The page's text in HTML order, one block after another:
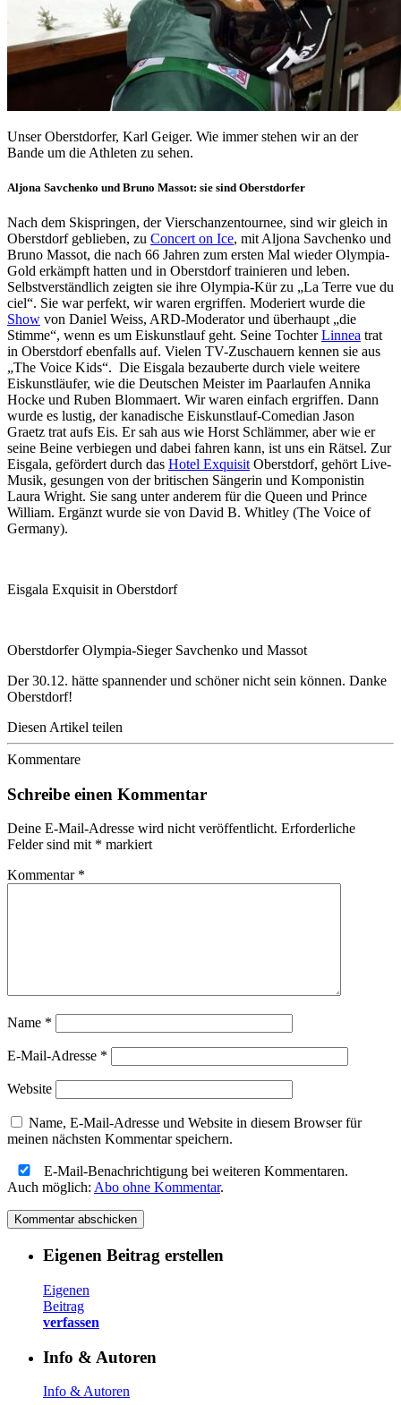
Unser Oberstdorfer, Karl Geiger. Wie immer stehen wir an der
Bande um die Athleten zu sehen.
Aljona Savchenko und Bruno Massot: sie sind Oberstdorfer
Nach dem Skispringen, der Vierschanzentournee, sind wir gleich in
Oberstdorf geblieben, zu Concert on Ice, mit Aljona Savchenko und
Bruno Massot, die nach 66 Jahren zum ersten Mal wieder Olympia-
Gold erkämpft hatten und in Oberstdorf trainieren und leben.
Selbstverständlich zeigten sie ihre Olympia-Kür zu „La Terre vue du
ciel“. Sie war perfekt, wir waren ergriffen. Moderiert wurde die
Show von Daniel Weiss, ARD-Moderator und überhaupt „die
Stimme“, wenn es um Eiskunstlauf geht. Seine TochterLinnea trat
in Oberstdorf ebenfalls auf. Vielen TV-Zuschauern kennen sie aus
„The Voice Kids“. Die Eisgala bezauberte durch viele weitere
Eiskunstläufer, wie die Deutschen Meister im Paarlaufen Annika
Hocke und Ruben Blommaert. Wir waren einfach ergriffen. Dann
wurde es lustig, der kanadische Eiskunstlauf-Comedian Jason
Graetz trat aufs Eis. Er sah aus wie Horst Schlämmer, aber wie er
seine Beine verbiegen und dabei fahren kann, ist uns ein Rätsel. Zur
Eisgala, gefördert durch das Hotel Exquisit Oberstdorf, gehört Live-
Musik, gesungen von der britischen Sängerin und Komponistin
Laura Wright. Sie sang unter anderem für die Queen und Prince
William. Ergänzt wurde sie von David B. Whitley (The Voice of
Germany).
Eisgala Exquisit in Oberstdorf
Oberstdorfer Olympia-Sieger Savchenko und Massot
Der 30.12. hätte spannender und schöner nicht sein können. Danke
Oberstdorf!
Diesen Artikel teilen
Kommentare
Schreibe einen Kommentar
Deine E-Mail-Adresse wird nicht veröffentlicht. Erforderliche
Felder sind mit * markiert
Kommentar *
Name *
E-Mail-Adresse *
Website
Name, E-Mail-Adresse und Website in diesem Browser für
meinen nächsten Kommentar speichern.
E-Mail-Benachrichtigung bei weiteren Kommentaren.
Auch möglich: Abo ohne Kommentar.
Eigenen Beitrag erstellen
Eigenen
Beitrag
verfassen
Info & Autoren
Info & Autoren